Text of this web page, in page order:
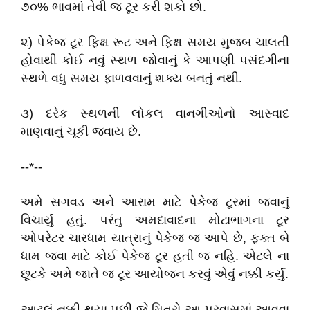
૭૦% ભાવમાં તેવી જ ટૂર કરી શકો છો.
૨) પેકેજ ટૂર ફિક્ષ રૂટ અને ફિક્ષ સમય મુજબ ચાલતી
હોવાથી કોઈ નવું સ્થળ જોવાનું કે આપણી પસંદગીના
સ્થળે વધુ સમય ફાળવવાનું શક્ય બનતું નથી.
૩) દરેક સ્થળની લોકલ વાનગીઓનો આસ્વાદ
માણવાનું ચૂકી જવાય છે.
--*--
અમે સગવડ અને આરામ માટે પેકેજ ટૂરમાં જવાનું
વિચાર્યું હતું. પરંતુ અમદાવાદના મોટાભાગના ટૂર
ઓપરેટર ચારધામ યાત્રાનું પેકેજ જ આપે છે, ફક્ત બે
ધામ જવા માટે કોઈ પેકેજ ટૂર હતી જ નહિ. એટલે ના
છૂટકે અમે જાતે જ ટૂર આયોજન કરવું એવું નક્કી કર્યું.